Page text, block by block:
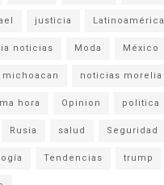
justicia Latinoamérica
noticias Moda México
noticias morelia
hora Opinion politica
Rusia salud Seguridad
Tendencias trump